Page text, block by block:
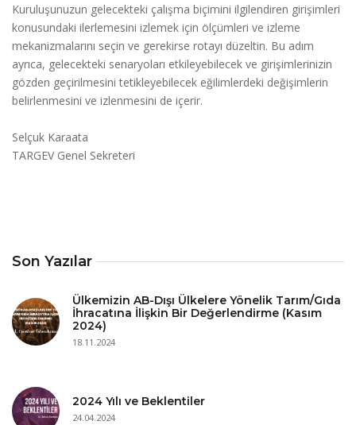
Son Yazılar
Ülkemizin AB-Dışı Ülkelere Yönelik Tarım/Gıda
İhracatına İlişkin Bir Değerlendirme (Kasım
2024)
18.11.2024
2024 Yılı ve Beklentiler
24.04.2024
Kuruluşunuzun gelecekteki çalışma biçimini ilgilendiren girişimleri
konusundaki ilerlemesini izlemek için ölçümleri ve izleme
mekanizmalarını seçin ve gerekirse rotayı düzeltin. Bu adım
ayrıca, gelecekteki senaryoları etkileyebilecek ve girişimlerinizin
gözden geçirilmesini tetikleyebilecek eğilimlerdeki değişimlerin
belirlenmesini ve izlenmesini de içerir.
Selçuk Karaata
TARGEV Genel Sekreteri